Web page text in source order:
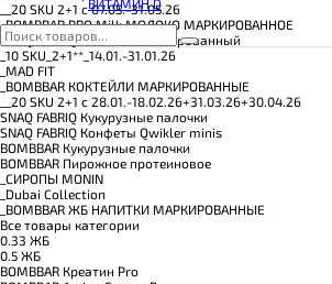
__20 SKU 2+1 с 07.05.-31.05.26
_BOMBBAR PRO Milk МОЛОКО МАРКИРОВАННОЕ
SNAQ FABRIQ Батончик глазированный
_10 SKU_2+1**_14.01.-31.01.26
_MAD FIT
_BOMBBAR КОКТЕЙЛИ МАРКИРОВАННЫЕ
__20 SKU 2+1 с 28.01.-18.02.26+31.03.26+30.04.26
SNAQ FABRIQ Кукурузные палочки
SNAQ FABRIQ Конфеты Qwikler minis
BOMBBAR Кукурузные палочки
BOMBBAR Пирожное протеиновое
_CИРОПЫ MONIN
_Dubai Collection
_BOMBBAR ЖБ НАПИТКИ МАРКИРОВАННЫЕ
Все товары категории
0.33 ЖБ
0.5 ЖБ
BOMBBAR Креатин Pro